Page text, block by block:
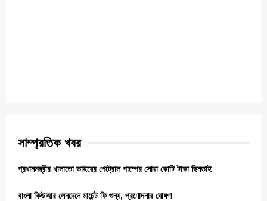
সাম্প্রতিক খবর
প্রধানমন্ত্রীর খালাতো ভাইয়ের পেট্রোল পাম্পের সোয়া কোটি টাকা ছিনতাই
বাংলা কিউআর লেনদেনে মার্চেন্ট ফি শুন্য, প্রণোদনার ঘোষণা